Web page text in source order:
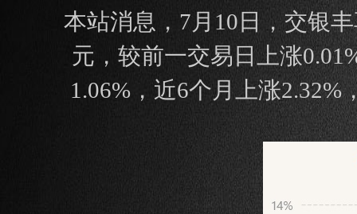
本站消息，7月10日，交银
元，较前一交易日上涨
1.06%，近6个月上涨